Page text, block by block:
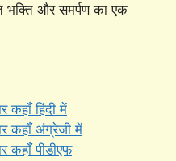
भक्ति और समर्पण का एक
कहाँ हिंदी में
कहाँ अंग्रेजी में
कहाँ पीडीएफ